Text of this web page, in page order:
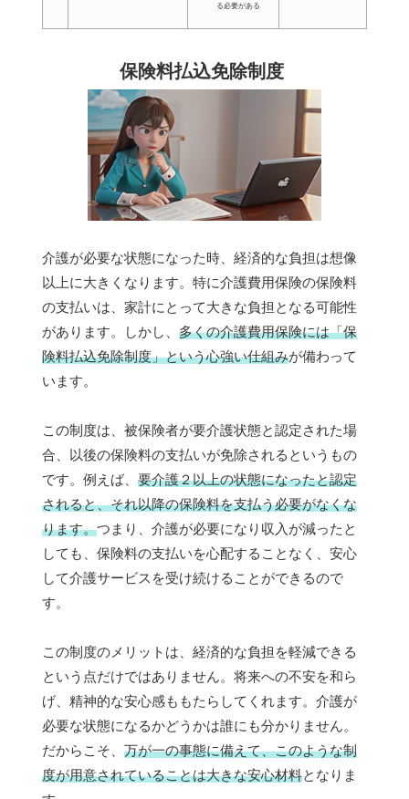
る必要がある
保険料払込免除制度
介護が必要な状態になった時、経済的な負担は想像
以上に大きくなります。特に介護費用保険の保険料
の支払いは、家計にとって大きな負担となる可能性
があります。しかし、 多くの介護費用保険には「保
険料払込免除制度」という心強い仕組みが備わって
います。
この制度は、被保険者が要介護状態と認定された場
合、以後の保険料の支払いが免除されるというもの
です。例えば、 要介護２以上の状態になったと認定
されると、それ以降の保険料を支払う必要がなくな
ります。つまり、介護が必要になり収入が減ったと
しても、保険料の支払いを心配することなく、安心
して介護サービスを受け続けることができるので
す。
この制度のメリットは、経済的な負担を軽減できる
という点だけではありません。将来への不安を和ら
げ、精神的な安心感ももたらしてくれます。介護が
必要な状態になるかどうかは誰にも分かりません。
だからこそ、 万が一の事態に備えて、このような制
度が用意されていることは大きな安心材料となりま